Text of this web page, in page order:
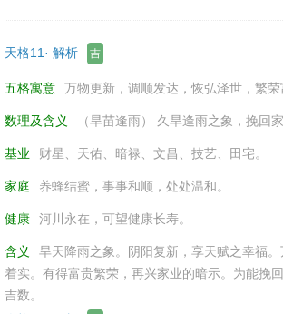
天格11· 解析 吉
五格寓意 万物更新，调顺发达，恢弘泽世，繁荣
数理及含义 （旱苗逢雨） 久旱逢雨之象，挽回
基业 财星、天佑、暗禄、文昌、技艺、田宅。
家庭 养蜂结蜜，事事和顺，处处温和。
健康 河川永在，可望健康长寿。
含义
旱天降雨之象。阴阳复新，享天赋之幸福
着实。有得富贵繁荣，再兴家业的暗示。为能挽
吉数。